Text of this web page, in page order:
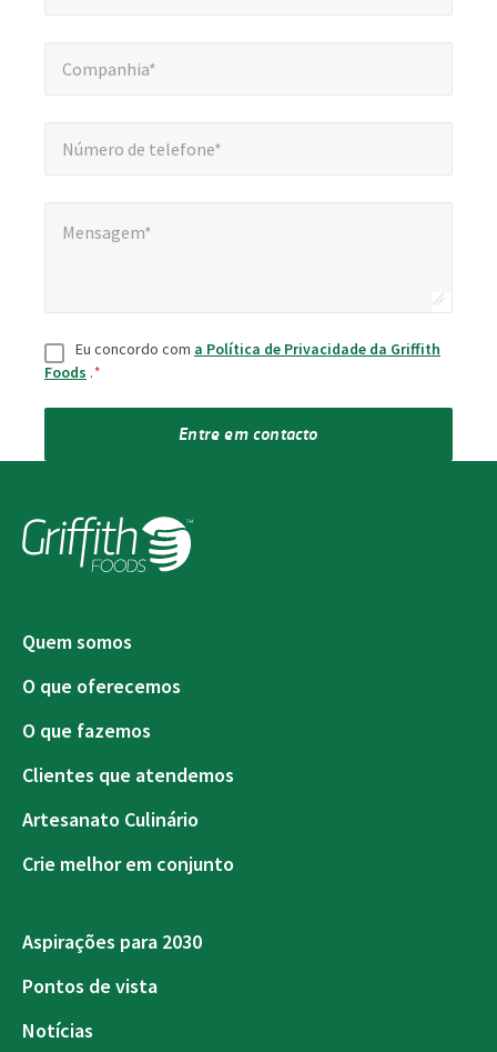
Companhia*
Número de telefone*
Mensagem*
Consentimento
Eu concordo com a Política de Privacidade da Griffith
Foods .*
Entre em contacto
Quem somos
O que oferecemos
O que fazemos
Clientes que atendemos
Artesanato Culinário
Crie melhor em conjunto
Aspirações para 2030
Pontos de vista
Notícias